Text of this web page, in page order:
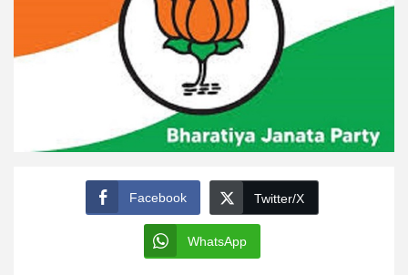
Facebook Twitter/X
WhatsApp